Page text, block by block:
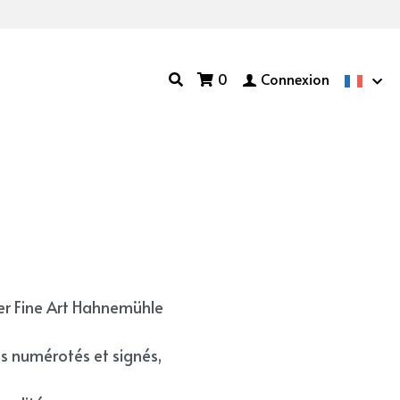
0 Connexion
Fine Art Hahnemühle
numérotés et signés,